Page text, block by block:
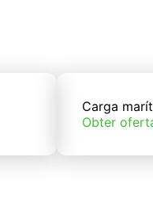
Carga
Obter